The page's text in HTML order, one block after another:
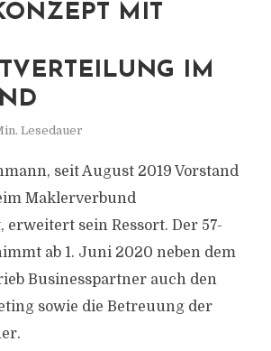
MIT
IM
Lesedauer
seit August 2019 Vorstand
Maklerverbund
erweitert sein Ressort. Der 57-
ab 1. Juni 2020 neben dem
Businesspartner auch den
sowie die Betreuung der